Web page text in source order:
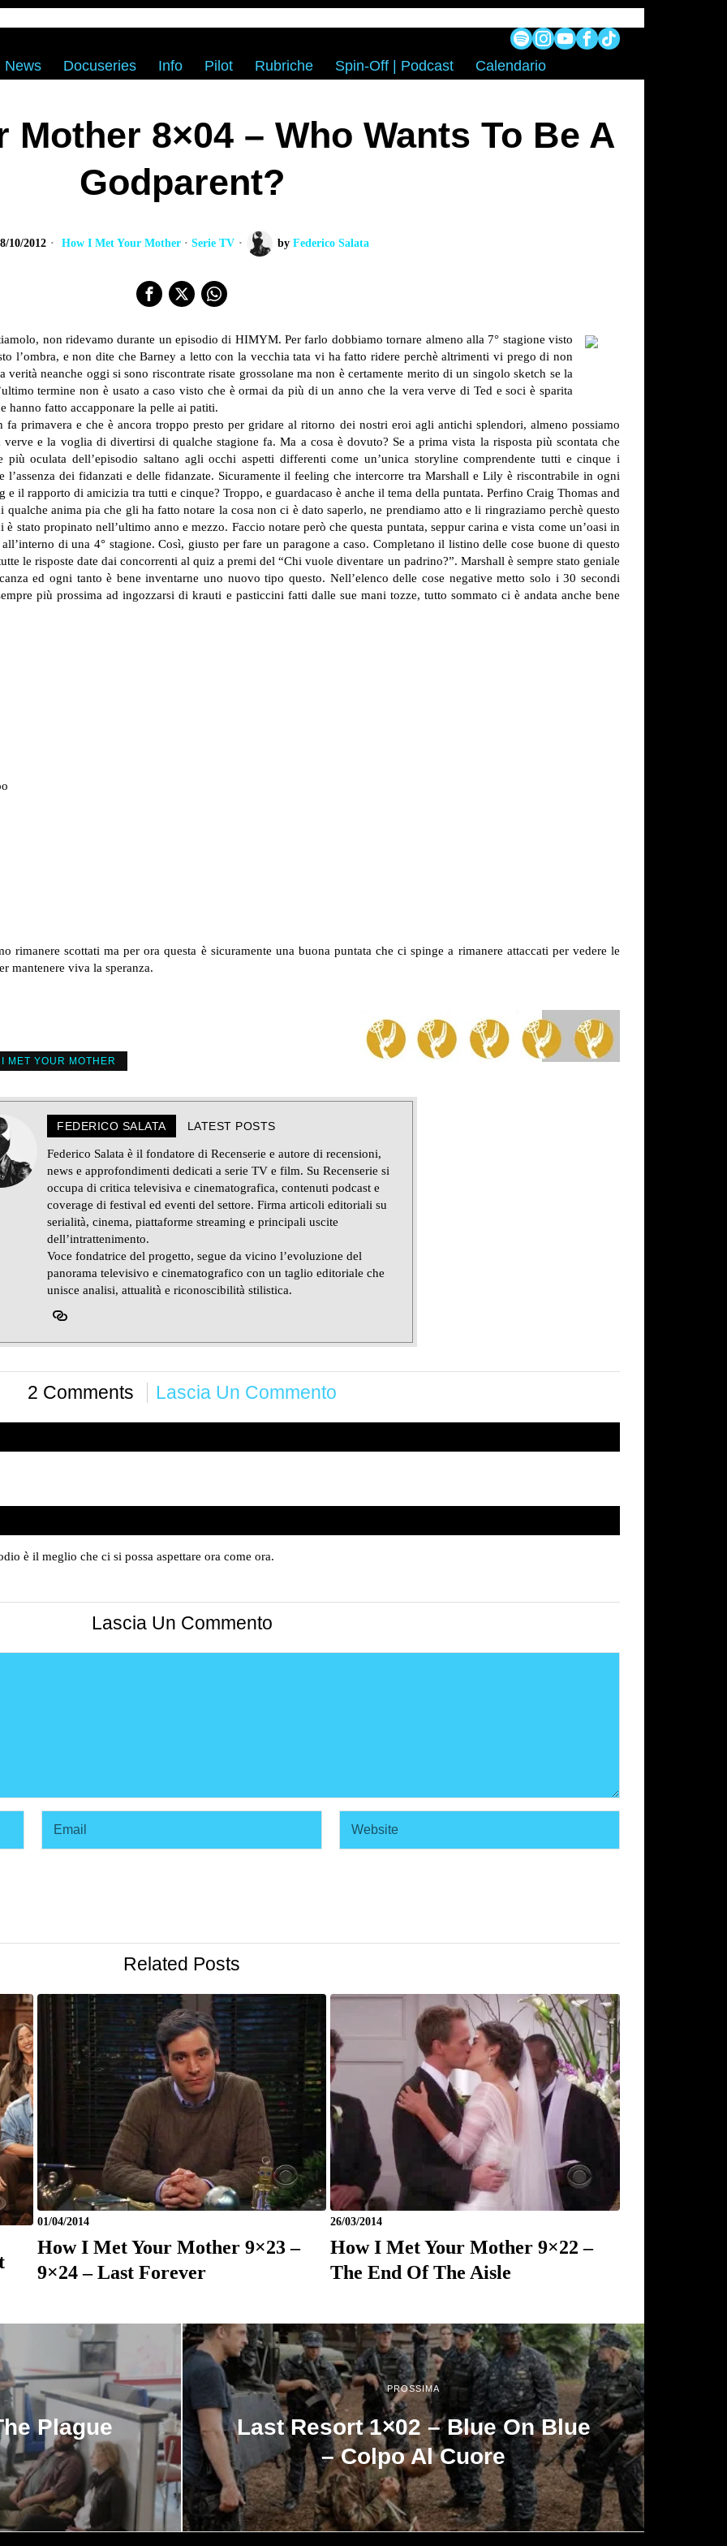
News Docuseries Info Pilot Rubriche Spin-Off | Podcast Calendario
Mother 8×04 – Who Wants To Be A
Godparent?
10/2012 How I Met Your Mother · Serie TV by Federico Salata
non ridevamo durante un episodio di HIMYM. Per farlo dobbiamo tornare almeno alla 7° stagione visto
l’ombra, e non dite che Barney a letto con la vecchia tata vi ha fatto ridere perchè altrimenti vi prego di non
neanche oggi si sono riscontrate risate grossolane ma non è certamente merito di un singolo sketch se la
termine non è usato a caso visto che è ormai da più di un anno che la vera verve di Ted e soci è sparita
hanno fatto accapponare la pelle ai patiti.
primavera e che è ancora troppo presto per gridare al ritorno dei nostri eroi agli antichi splendori, almeno possiamo
e la voglia di divertirsi di qualche stagione fa. Ma a cosa è dovuto? Se a prima vista la risposta più scontata che
oculata dell’episodio saltano agli occhi aspetti differenti come un’unica storyline comprendente tutti e cinque i
dei fidanzati e delle fidanzate. Sicuramente il feeling che intercorre tra Marshall e Lily è riscontrabile in ogni
il rapporto di amicizia tra tutti e cinque? Troppo, e guardacaso è anche il tema della puntata. Perfino Craig Thomas and
qualche anima pia che gli ha fatto notare la cosa non ci è dato saperlo, ne prendiamo atto e li ringraziamo perchè questo
stato propinato nell’ultimo anno e mezzo. Faccio notare però che questa puntata, seppur carina e vista come un’oasi in
di una 4° stagione. Così, giusto per fare un paragone a caso. Completano il listino delle cose buone di questo
le risposte date dai concorrenti al quiz a premi del “Chi vuole diventare un padrino?”. Marshall è sempre stato geniale
ed ogni tanto è bene inventarne uno nuovo tipo questo. Nell’elenco delle cose negative metto solo i 30 secondi
più prossima ad ingozzarsi di krauti e pasticcini fatti dalle sue mani tozze, tutto sommato ci è andata anche bene
rimanere scottati ma per ora questa è sicuramente una buona puntata che ci spinge a rimanere attaccati per vedere le
mantenere viva la speranza.
I MET YOUR MOTHER
FEDERICO SALATA LATEST POSTS
Federico Salata è il fondatore di Recenserie e autore di recensioni,
news e approfondimenti dedicati a serie TV e film. Su Recenserie si
occupa di critica televisiva e cinematografica, contenuti podcast e
coverage di festival ed eventi del settore. Firma articoli editoriali su
serialità, cinema, piattaforme streaming e principali uscite
dell’intrattenimento.
Voce fondatrice del progetto, segue da vicino l’evoluzione del
panorama televisivo e cinematografico con un taglio editoriale che
unisce analisi, attualità e riconoscibilità stilistica.
2 Comments Lascia Un Commento
è il meglio che ci si possa aspettare ora come ora.
Lascia Un Commento
Related Posts
01/04/2014
How I Met Your Mother 9×23 –
9×24 – Last Forever
26/03/2014
How I Met Your Mother 9×22 –
The End Of The Aisle
Plague
PROSSIMA
Last Resort 1×02 – Blue On Blue
– Colpo Al Cuore